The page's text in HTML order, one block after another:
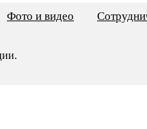
Фото и видео